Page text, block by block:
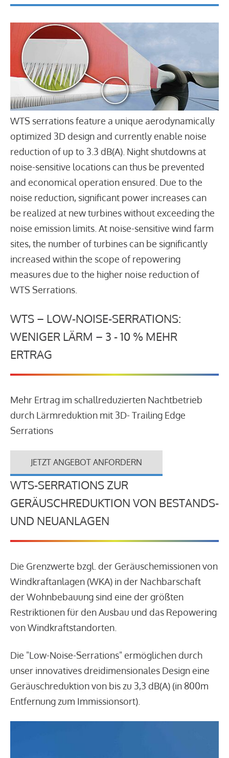
WTS serrations feature a unique aerodynamically
optimized 3D design and currently enable noise
reduction of up to 3.3 dB(A). Night shutdowns at
noise-sensitive locations can thus be prevented
and economical operation ensured. Due to the
noise reduction, significant power increases can
be realized at new turbines without exceeding the
noise emission limits. At noise-sensitive wind farm
sites, the number of turbines can be significantly
increased within the scope of repowering
measures due to the higher noise reduction of
WTS Serrations.
WTS – LOW-NOISE-SERRATIONS:
WENIGER LÄRM – 3 - 10 % MEHR
ERTRAG
Mehr Ertrag im schallreduzierten Nachtbetrieb
durch Lärmreduktion mit 3D- Trailing Edge
Serrations
JETZT ANGEBOT ANFORDERN
WTS-SERRATIONS ZUR
GERÄUSCHREDUKTION VON BESTANDS-
UND NEUANLAGEN
Die Grenzwerte bzgl. der Geräuschemissionen von
Windkraftanlagen (WKA) in der Nachbarschaft
der Wohnbebauung sind eine der größten
Restriktionen für den Ausbau und das Repowering
von Windkraftstandorten.
Die "Low-Noise-Serrations" ermöglichen durch
unser innovatives dreidimensionales Design eine
Geräuschreduktion von bis zu 3,3 dB(A) (in 800m
Entfernung zum Immissionsort).